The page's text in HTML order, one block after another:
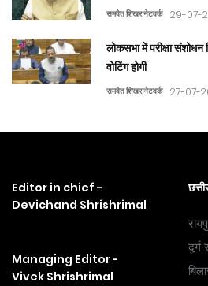
समवेत शिखर नेटवर्क 29-07-
लोकसभा में परीक्षा संशोधन
वोटिंग होगी
समवेत शिखर नेटवर्क 27-07-
Editor in chief -
Devichand Shrishrimal
Managing Editor -
Vivek Shrishrimal
दुर्ग